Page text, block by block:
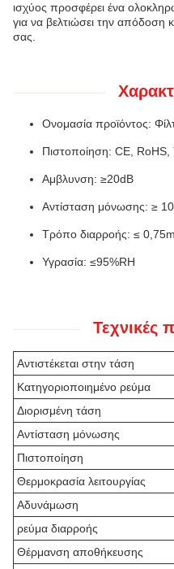
ισχύος προσφέρει ένα
για να βελτιώσει την απόδοση
σας.
Ονομασία προϊόντος:
Πιστοποίηση: CE, RoHS,
Αμβλυνση: ≥20dB
Αντίσταση μόνωσης: ≥
Τρόπο διαρροής: ≤
Υγρασία: ≤95%RH
Τεχνικές
Αντιστέκεται στην τάση
Κατηγοριοποιημένο ρεύμα
Διορισμένη τάση
Αντίσταση μόνωσης
Πιστοποίηση
Θερμοκρασία λειτουργίας
Αδυνάμωση
ρεύμα διαρροής
Θέρμανση αποθήκευσης